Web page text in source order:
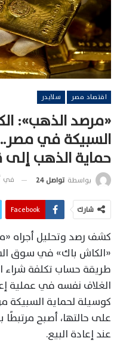
اقتصاد مصر سلايدر
«مرصد الذهب»:
السبيكة في
حماية الذهب إلى
بواسطة تواصل 24 في
شارك Facebook
كشف رصد وتحليل أجراه
«الكاش باك» في سوق
طريقة حساب تكلفة شراء
الغلاف نفسه في عملية
كوسيلة لحماية السبيكة
على حالتها، أصبح
عند إعادة البيع.